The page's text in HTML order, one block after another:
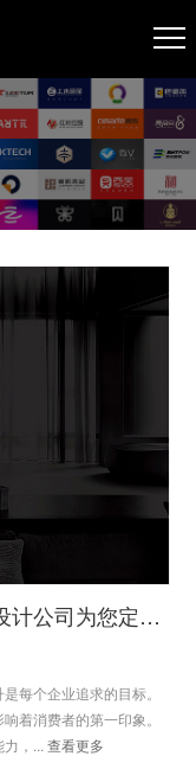
提升品牌影响力，河南专业标志设计公司为您定制独特方案
每个企业追求的目标。
着消费者的第一印象。
力，...查看更多